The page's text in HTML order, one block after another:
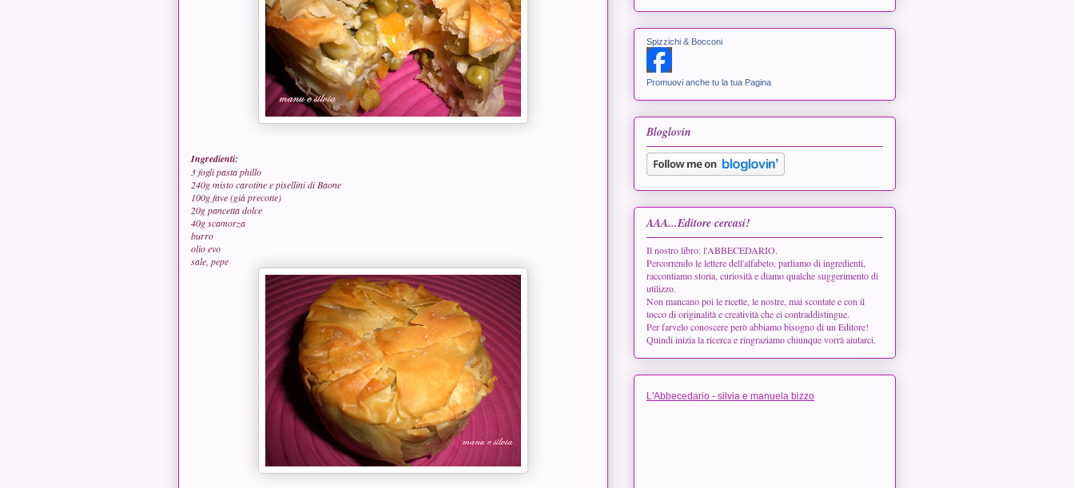
Ingredienti:
3 fogli pasta phillo
240g misto carotine e pisellini di Baone
100g fave (già precotte)
20g pancetta dolce
40g scamorza
burro
olio evo
sale, pepe
Spizzichi & Bocconi
Promuovi anche tu la tua Pagina
Bloglovin
AAA...Editore cercasi!
Il nostro libro: l'ABBECEDARIO.
Percorrendo le lettere dell'alfabeto, parliamo di ingredienti,
raccontiamo storia, curiosità e diamo qualche suggerimento di
utilizzo.
Non mancano poi le ricette, le nostre, mai scontate e con il
tocco di originalità e creatività che ci contraddistingue.
Per farvelo conoscere però abbiamo bisogno di un Editore!
Quindi inizia la ricerca e ringraziamo chiunque vorrà aiutarci.
L'Abbecedario - silvia e manuela bizzo